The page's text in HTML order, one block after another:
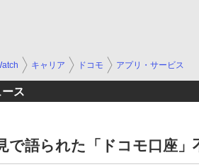
キャリア ドコモ アプリ・サービス
ス
で語られた「ドコモ口座」